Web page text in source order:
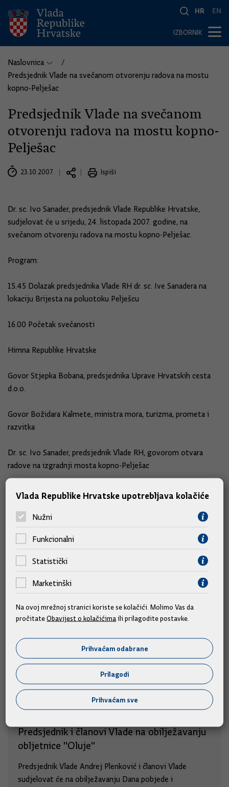
HR EN
IZBORNIK
Naslovnica
Predsjednik Vlade na svečanom otvorenju radova na mostu
kopno-Pelješac
Predsjednik Vlade na svečanom
otvorenju radova na mostu kopno-
Pelješac
23.10.2007. Ispiši
Dr. sc. Ivo Sanader, predsjednik Vlade Republike Hrvatske,
sudjelovat će u srijedu, 24. listopada 2007. godine, na
svečanom otvorenju radova na mostu kopno-Pelješac.
Program:
15.45 Dolazak predsjednika Vlade RH dr. sc. Ive Sanadera na
lokaciju Brijesta na poluotoku Pelješcu
16.00 Početak svečanosti
Himna Republike Hrvatske
Govor Stjepka Bobana, predsjednika Uprave Hrvatskih cesta
d.o.o.
Govor Božidara Kalmete, ministra mora, turizma, prometa i
razvitka
Dr. sc. Ivo Sanader, predsjednik Vlade RH, govorom otvara
radove na izgradnji mosta kopno-Pelješac
Blagoslov
Slične vijesti
Predsjednik i članovi Vlade na obilježavanju
obljetnice "Oluje"
Predsjednik Vlade Andrej Plenković i članovi Vlade
sudjelovat će na obilježavanju Dana pobjede i
Vlada Republike Hrvatske upotrebljava kolačiće
Nužni
Funkcionalni
Statistički
Marketinški
Na ovoj mrežnoj stranici koriste se kolačići. Molimo Vas da
pročitateObavijest o kolačićimaili prilagodite postavke.
Prihvaćam odabrane
Prilagodi
Prihvaćam sve